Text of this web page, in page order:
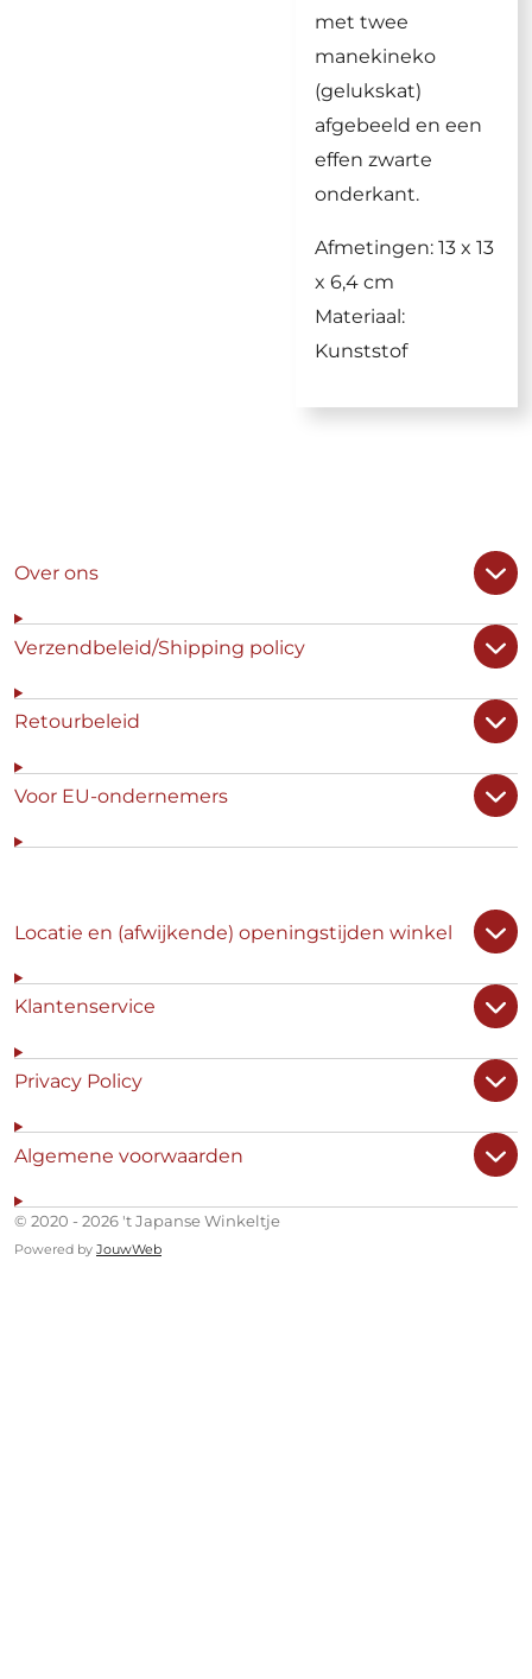
met twee
manekineko
(gelukskat)
afgebeeld en een
effen zwarte
onderkant.
Afmetingen: 13 x 13
x 6,4 cm
Materiaal:
Kunststof
Over ons
Verzendbeleid/Shipping policy
Retourbeleid
Voor EU-ondernemers
Locatie en (afwijkende) openingstijden winkel
Klantenservice
Privacy Policy
Algemene voorwaarden
© 2020 - 2026 't Japanse Winkeltje
Powered by JouwWeb